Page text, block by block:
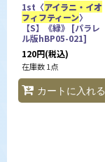
1st〈アイラニ・イオ
フィフティーン〉
【S】《緑》 [パラレ
ル版hBP05-021]
120円(税込)
在庫数 1点
カートに入れる